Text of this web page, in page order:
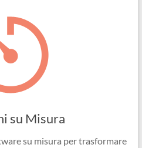
su Misura
su misura per trasformare